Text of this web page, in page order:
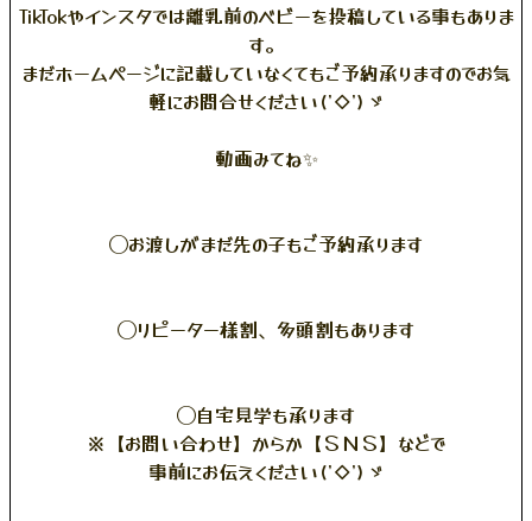
TikTokやインスタでは離乳前のベビーを投稿している事もありま
す。
まだホームページに記載していなくてもご予約承りますのでお気
軽にお問合せください('◇')ゞ
動画みてね✨
◯お渡しがまだ先の子もご予約承ります
◯リピーター様割、多頭割もあります
◯自宅見学も承ります
※【お問い合わせ】からか【ＳＮＳ】などで
事前にお伝えください('◇')ゞ